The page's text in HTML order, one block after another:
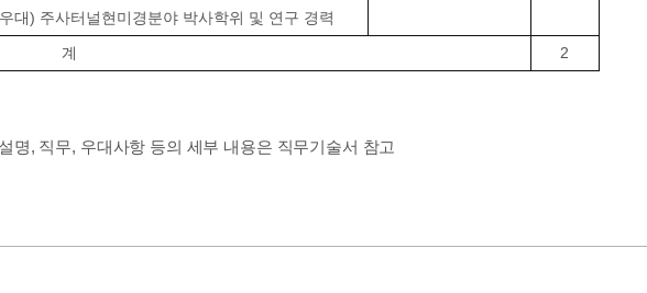
대) 주사터널현미경분야 박사학위 및 연구 경력
계 2
, 직무, 우대사항 등의 세부 내용은 직무기술서 참고